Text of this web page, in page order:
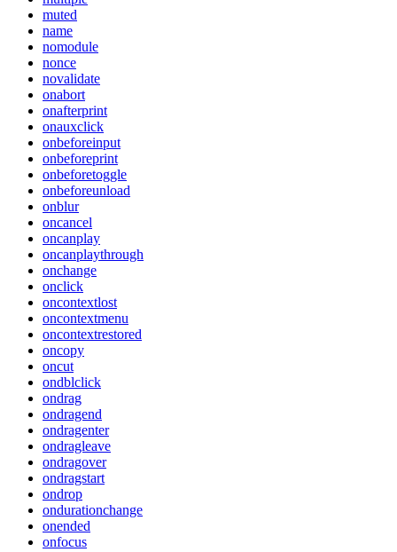
muted
name
nomodule
nonce
novalidate
onabort
onafterprint
onauxclick
onbeforeinput
onbeforeprint
onbeforetoggle
onbeforeunload
onblur
oncancel
oncanplay
oncanplaythrough
onchange
onclick
oncontextlost
oncontextmenu
oncontextrestored
oncopy
oncut
ondblclick
ondrag
ondragend
ondragenter
ondragleave
ondragover
ondragstart
ondrop
ondurationchange
onended
onfocus